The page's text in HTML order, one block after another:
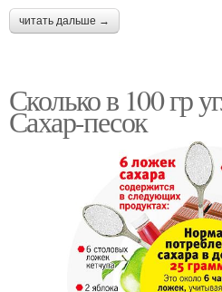
читать дальше →
Сколько в 100 гр
Сахар-песок